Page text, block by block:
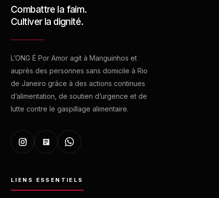
Combattre la faim.
Cultiver la dignité.
L’ONG É Por Amor agit à Manguinhos et
auprès des personnes sans domicile à Rio
de Janeiro grâce à des actions continues
d’alimentation, de soutien d’urgence et de
lutte contre le gaspillage alimentaire.
LIENS ESSENTIELS